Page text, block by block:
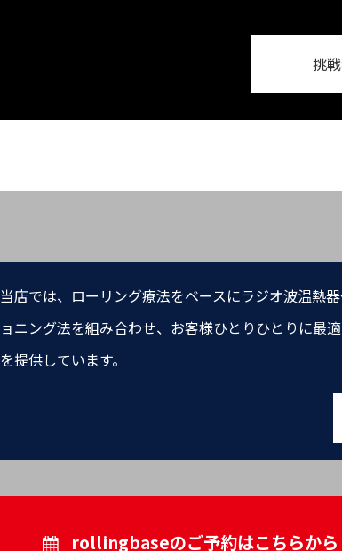
挑
当店では、ローリング療法をベースにラジオ波温熱
ョニング法を組み合わせ、お客様ひとりひとりに最
を提供しています。
rollingbaseのご予約はこちらから